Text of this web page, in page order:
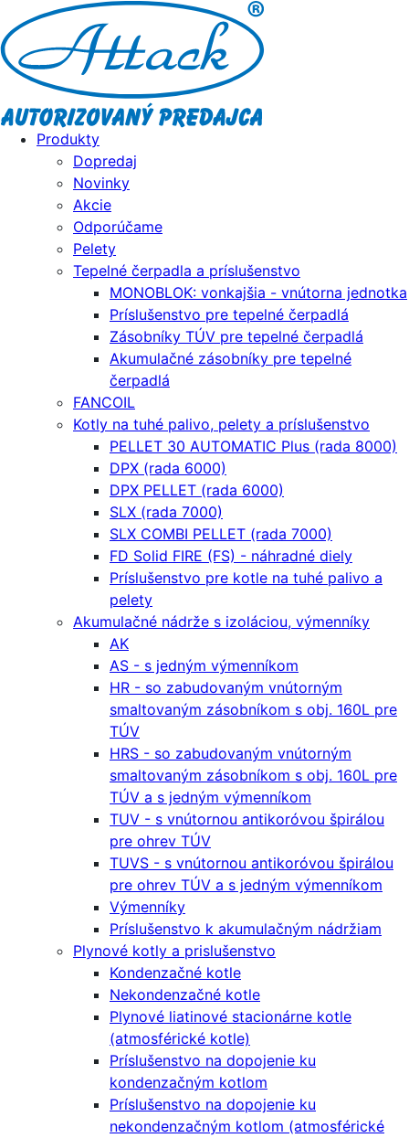
Produkty
Dopredaj
Novinky
Akcie
Odporúčame
Pelety
Tepelné čerpadla a príslušenstvo
MONOBLOK: vonkajšia - vnútorna jednotka
Príslušenstvo pre tepelné čerpadlá
Zásobníky TÚV pre tepelné čerpadlá
Akumulačné zásobníky pre tepelné
čerpadlá
FANCOIL
Kotly na tuhé palivo, pelety a príslušenstvo
PELLET 30 AUTOMATIC Plus (rada 8000)
DPX (rada 6000)
DPX PELLET (rada 6000)
SLX (rada 7000)
SLX COMBI PELLET (rada 7000)
FD Solid FIRE (FS) - náhradné diely
Príslušenstvo pre kotle na tuhé palivo a
pelety
Akumulačné nádrže s izoláciou, výmenníky
AK
AS - s jedným výmenníkom
HR - so zabudovaným vnútorným
smaltovaným zásobníkom s obj. 160L pre
TÚV
HRS - so zabudovaným vnútorným
smaltovaným zásobníkom s obj. 160L pre
TÚV a s jedným výmenníkom
TUV - s vnútornou antikoróvou špirálou
pre ohrev TÚV
TUVS - s vnútornou antikoróvou špirálou
pre ohrev TÚV a s jedným výmenníkom
Výmenníky
Príslušenstvo k akumulačným nádržiam
Plynové kotly a prislušenstvo
Kondenzačné kotle
Nekondenzačné kotle
Plynové liatinové stacionárne kotle
(atmosférické kotle)
Príslušenstvo na dopojenie ku
kondenzačným kotlom
Príslušenstvo na dopojenie ku
nekondenzačným kotlom (atmosférické